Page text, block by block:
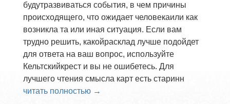
будутразвиваться события, в чем причины
происходящего, что ожидает человекаили как
возникла та или иная ситуация. Если вам
трудно решить, какойрасклад лучше подойдет
для ответа на ваш вопрос, используйте
Кельтскийкрест и вы не ошибетесь. Для
лучшего чтения смысла карт есть старинн
читать полностью →